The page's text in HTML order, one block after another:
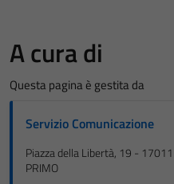
A cura di
Questa pagina è gestita da
Servizio Comunicazione
Piazza della Libertà, 19 -
PRIMO